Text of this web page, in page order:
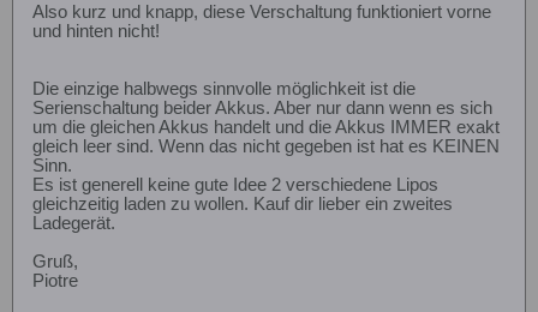
Also kurz und knapp, diese Verschaltung funktioniert vorne
und hinten nicht!
Die einzige halbwegs sinnvolle möglichkeit ist die
Serienschaltung beider Akkus. Aber nur dann wenn es sich
um die gleichen Akkus handelt und die Akkus IMMER exakt
gleich leer sind. Wenn das nicht gegeben ist hat es KEINEN
Sinn.
Es ist generell keine gute Idee 2 verschiedene Lipos
gleichzeitig laden zu wollen. Kauf dir lieber ein zweites
Ladegerät.
Gruß,
Piotre